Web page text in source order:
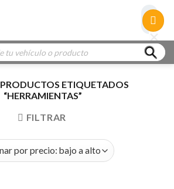
PRODUCTOS ETIQUETADOS
“HERRAMIENTAS”
FILTRAR
×
×
×